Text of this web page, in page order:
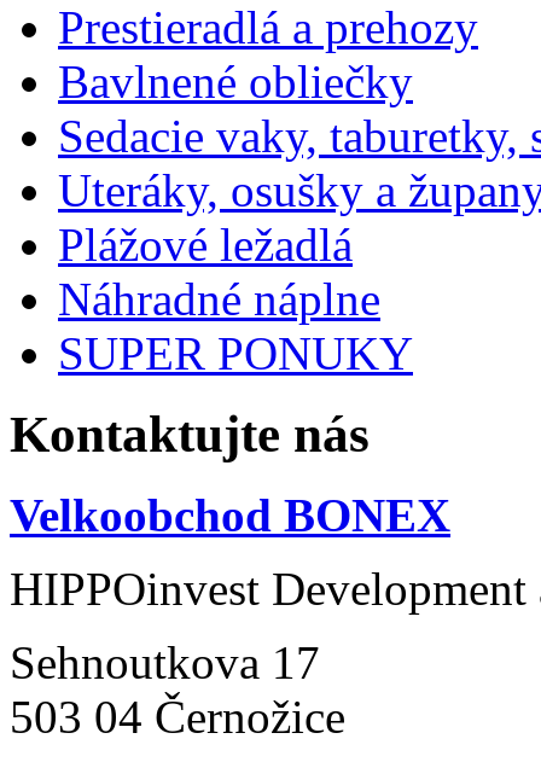
Prestieradlá a prehozy
Bavlnené obliečky
Sedacie vaky, taburetky,
Uteráky, osušky a
Plážové ležadlá
Náhradné náplne
SUPER PONUKY
Kontaktujte nás
Velkoobchod BONEX
HIPPOinvest Development
Sehnoutkova 17
503 04 Černožice